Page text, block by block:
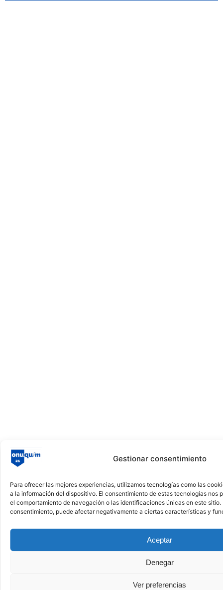
Gestionar consentimiento
Para ofrecer las mejores experiencias, utilizamos tecnologías como las
a la información del dispositivo. El consentimiento de estas tecnologías nos
el comportamiento de navegación o las identificaciones únicas en este
consentimiento, puede afectar negativamente a ciertas características y
Aceptar
Denegar
Ver preferencias